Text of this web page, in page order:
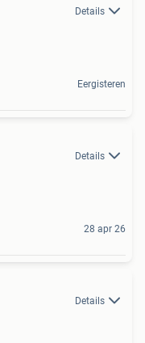
Details
Eergisteren
Details
28 apr 26
Details